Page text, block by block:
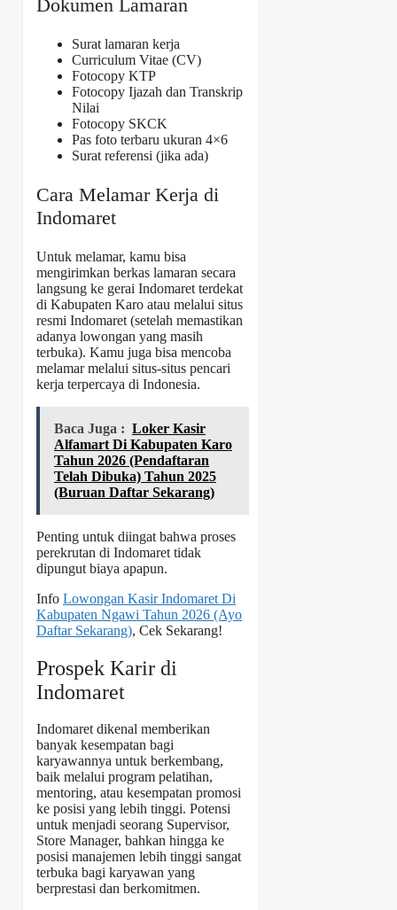
Dokumen Lamaran
Surat lamaran kerja
Curriculum Vitae (CV)
Fotocopy KTP
Fotocopy Ijazah dan Transkrip
Nilai
Fotocopy SKCK
Pas foto terbaru ukuran 4×6
Surat referensi (jika ada)
Cara Melamar Kerja di
Indomaret
Untuk melamar, kamu bisa
mengirimkan berkas lamaran secara
langsung ke gerai Indomaret terdekat
di Kabupaten Karo atau melalui situs
resmi Indomaret (setelah memastikan
adanya lowongan yang masih
terbuka). Kamu juga bisa mencoba
melamar melalui situs-situs pencari
kerja terpercaya di Indonesia.
Baca Juga : Loker Kasir
Alfamart Di Kabupaten Karo
Tahun 2026 (Pendaftaran
Telah Dibuka) Tahun 2025
(Buruan Daftar Sekarang)
Penting untuk diingat bahwa proses
perekrutan di Indomaret tidak
dipungut biaya apapun.
Info Lowongan Kasir Indomaret Di
Kabupaten Ngawi Tahun 2026 (Ayo
Daftar Sekarang), Cek Sekarang!
Prospek Karir di
Indomaret
Indomaret dikenal memberikan
banyak kesempatan bagi
karyawannya untuk berkembang,
baik melalui program pelatihan,
mentoring, atau kesempatan promosi
ke posisi yang lebih tinggi. Potensi
untuk menjadi seorang Supervisor,
Store Manager, bahkan hingga ke
posisi manajemen lebih tinggi sangat
terbuka bagi karyawan yang
berprestasi dan berkomitmen.